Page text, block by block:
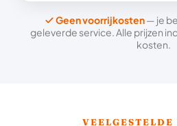
Geen voorrijkosten— je
geleverde service. Alle prijzen
kosten.
VEELGESTELDE